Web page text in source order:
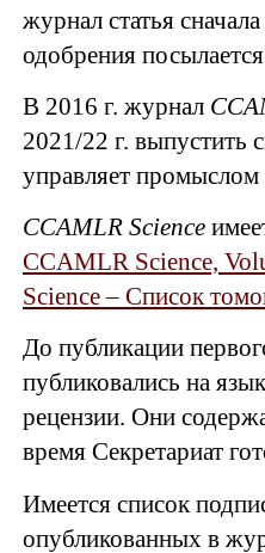
журнал статья
одобрения
В 2016 г. журнал
2021/22 г.
управляет промыслом
CCAMLR Science
CCAMLR Science,
Science – Список
До публикации
публиковались на
рецензии. Они
время Секретариат
Имеется список
опубликованных в